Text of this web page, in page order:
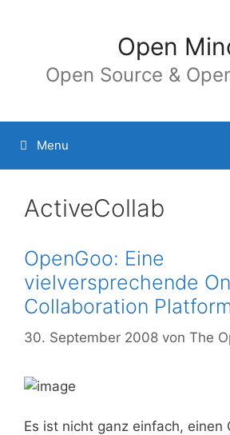
Open
Open Source &
Menu
ActiveCollab
OpenGoo: Eine
vielversprechende
Collaboration
30. September 2008 von The
Es ist nicht ganz einfach, einen